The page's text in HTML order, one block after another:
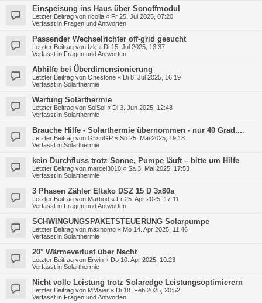
Einspeisung ins Haus über Sonoffmodul
Letzter Beitrag von ricolla « Fr 25. Jul 2025, 07:20
Verfasst in Fragen und Antworten
Passender Wechselrichter off-grid gesucht
Letzter Beitrag von fzk « Di 15. Jul 2025, 13:37
Verfasst in Fragen und Antworten
Abhilfe bei Überdimensionierung
Letzter Beitrag von Onestone « Di 8. Jul 2025, 16:19
Verfasst in Solarthermie
Wartung Solarthermie
Letzter Beitrag von SolSol « Di 3. Jun 2025, 12:48
Verfasst in Solarthermie
Brauche Hilfe - Solarthermie übernommen - nur 40 Grad....
Letzter Beitrag von GrisuGP « So 25. Mai 2025, 19:18
Verfasst in Solarthermie
kein Durchfluss trotz Sonne, Pumpe läuft – bitte um Hilfe
Letzter Beitrag von marcel3010 « Sa 3. Mai 2025, 17:53
Verfasst in Solarthermie
3 Phasen Zähler Eltako DSZ 15 D 3x80a
Letzter Beitrag von Marbod « Fr 25. Apr 2025, 17:11
Verfasst in Fragen und Antworten
SCHWINGUNGSPAKETSTEUERUNG Solarpumpe
Letzter Beitrag von maxnomo « Mo 14. Apr 2025, 11:46
Verfasst in Solarthermie
20° Wärmeverlust über Nacht
Letzter Beitrag von Erwin « Do 10. Apr 2025, 10:23
Verfasst in Solarthermie
Nicht volle Leistung trotz Solaredge Leistungsoptimierern
Letzter Beitrag von MMaier « Di 18. Feb 2025, 20:52
Verfasst in Fragen und Antworten